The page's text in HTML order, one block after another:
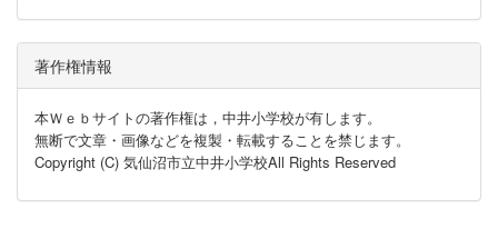
著作権情報
本Ｗｅｂサイトの著作権は，中井小学校が有します。
無断で文章・画像などを複製・転載することを禁じます。
Copyright (C) 気仙沼市立中井小学校All Rights Reserved